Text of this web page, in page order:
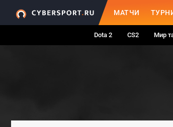
МАТЧИ
Dota 2 CS2 Мир